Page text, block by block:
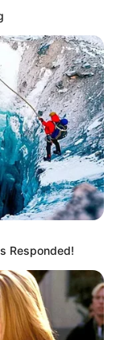
de vous
découvrirles
sur les courses
Responded!